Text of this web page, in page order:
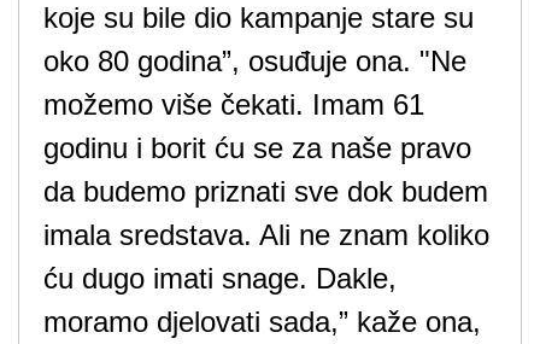
koje su bile dio kampanje stare su
oko 80 godina”, osuđuje ona. "Ne
možemo više čekati. Imam 61
godinu i borit ću se za naše pravo
da budemo priznati sve dok budem
imala sredstava. Ali ne znam koliko
ću dugo imati snage. Dakle,
moramo djelovati sada,” kaže ona,